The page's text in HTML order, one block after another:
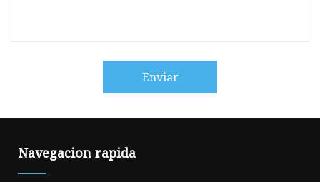
Enviar
Navegacion rapida